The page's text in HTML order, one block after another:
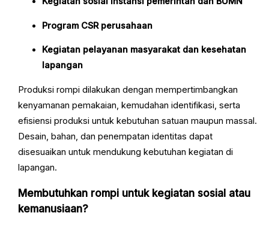
Program CSR perusahaan
Kegiatan pelayanan masyarakat dan kesehatan
lapangan
Produksi rompi dilakukan dengan mempertimbangkan
kenyamanan pemakaian, kemudahan identifikasi, serta
efisiensi produksi untuk kebutuhan satuan maupun massal.
Desain, bahan, dan penempatan identitas dapat
disesuaikan untuk mendukung kebutuhan kegiatan di
lapangan.
Membutuhkan rompi untuk kegiatan sosial atau
kemanusiaan?